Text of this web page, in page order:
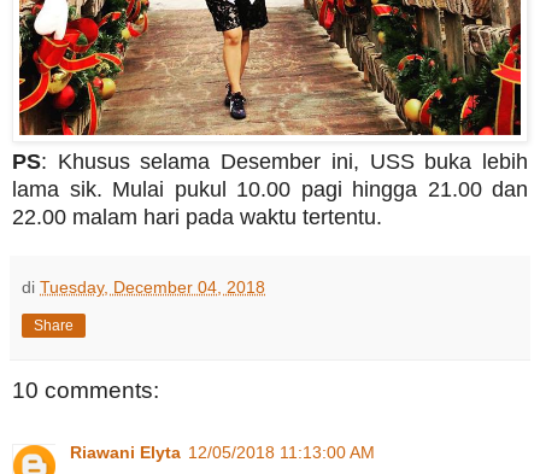
PS: Khusus selama Desember ini, USS buka lebih
lama sik. Mulai pukul 10.00 pagi hingga 21.00 dan
22.00 malam hari pada waktu tertentu.
di Tuesday, December 04, 2018
Share
10 comments:
Riawani Elyta 12/05/2018 11:13:00 AM